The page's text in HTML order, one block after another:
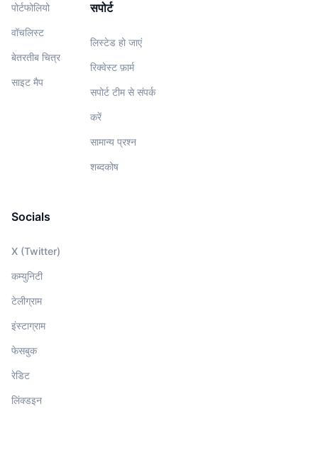
पोर्टफोलियो
वॉचलिस्‍ट
बेतरतीब चित्र
साइट मैप
सपोर्ट
लिस्टेड हो जाएं
रिक्वेस्ट फ़ार्म
सपोर्ट टीम से संपर्क
करें
सामान्य प्रश्न
शब्दकोष
Socials
X (Twitter)
कम्युनिटी
टेलीग्राम
इंस्टाग्राम
फेसबुक
रेडिट
लिंक्डइन